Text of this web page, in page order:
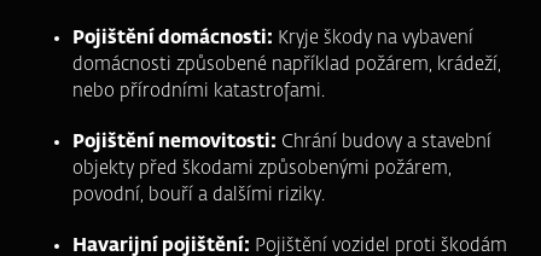
Pojištění domácnosti: Kryje škody na vybavení
domácnosti způsobené například požárem, krádeží,
nebo přírodními katastrofami.
Pojištění nemovitosti: Chrání budovy a stavební
objekty před škodami způsobenými požárem,
povodní, bouří a dalšími riziky.
Havarijní pojištění: Pojištění vozidel proti škodám